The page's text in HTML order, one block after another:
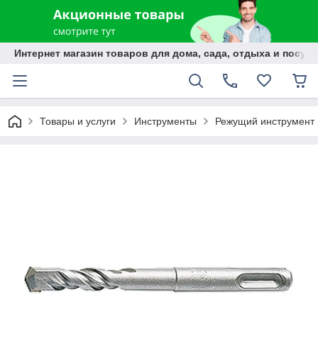
Интернет магазин товаров для дома, сада, отдыха и
Товары и услуги Инструменты Режущий инструмент